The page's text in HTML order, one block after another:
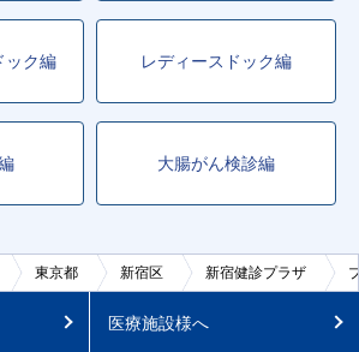
ック編 レディースドック編
大腸がん検診編
東京都 新宿区 新宿健診プラザ
医療施設様へ